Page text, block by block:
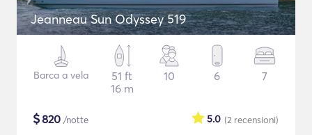
Jeanneau Sun Odyssey 519
Barca a vela
51 ft
16 m
10 6 7
$820 /notte (2 recensioni)
5.0